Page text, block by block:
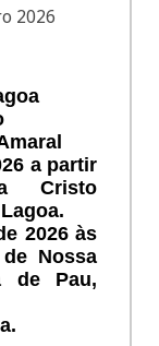
2026
a partir
Cristo
2026 às
Nossa
de Pau,